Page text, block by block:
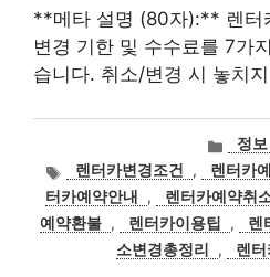
**메타 설명 (80자):** 렌터
변경 기한 및 수수료를 7가
습니다. 취소/변경 시 놓치
카
테
고
리
정보
태
그
렌터카변경조건 , 렌터카
터카예약안내
, 렌터카예약취
예약환불 , 렌터카이용팁 , 렌
소변경총정리
, 렌